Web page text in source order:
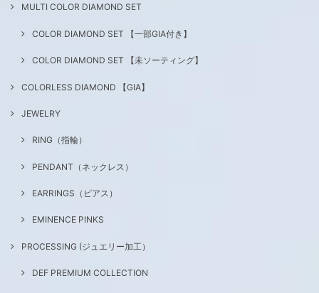
MULTI COLOR DIAMOND SET
COLOR DIAMOND SET 【一部GIA付き】
COLOR DIAMOND SET 【未ソーティング】
COLORLESS DIAMOND 【GIA】
JEWELRY
RING（指輪）
PENDANT（ネックレス）
EARRINGS（ピアス）
EMINENCE PINKS
PROCESSING (ジュエリー加工）
DEF PREMIUM COLLECTION